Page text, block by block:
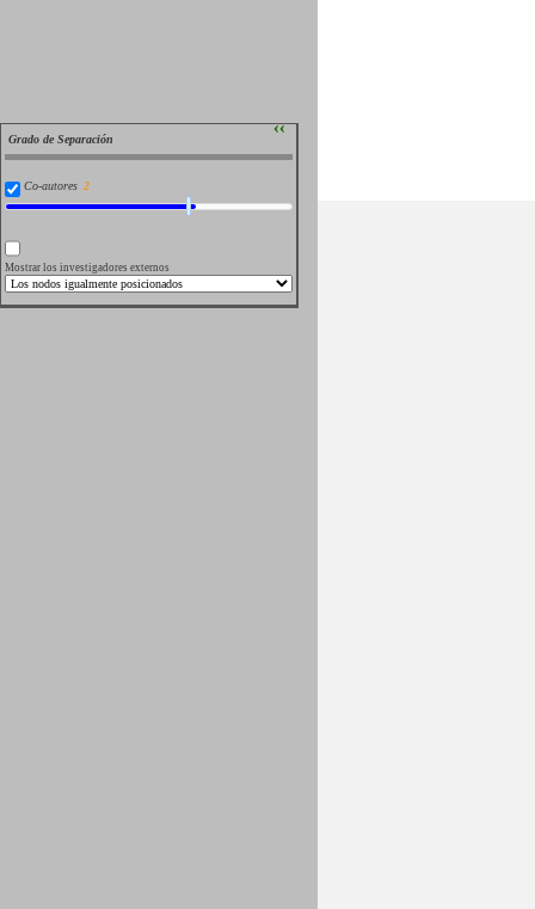
Grado de Separación ››
Co-autores
Mostrar los investigadores externos